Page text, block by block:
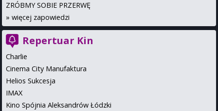
ZRÓBMY SOBIE PRZERWĘ
» więcej zapowiedzi
Repertuar Kin
Charlie
Cinema City Manufaktura
Helios Sukcesja
IMAX
Kino Spójnia Aleksandrów Łódzki